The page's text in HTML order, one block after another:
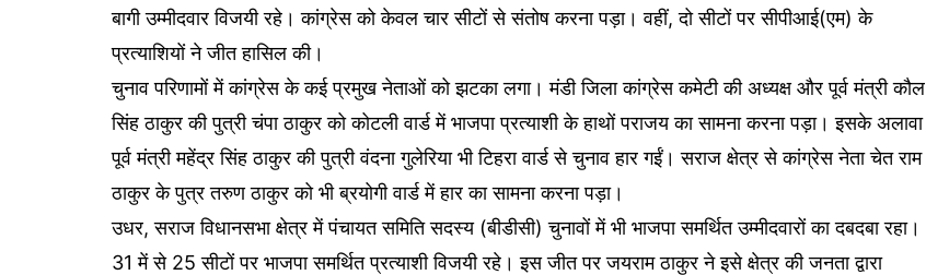
बागी उम्मीदवार विजयी रहे। कांग्रेस को केवल चार सीटों से संतोष करना पड़ा। वहीं, दो सीटों पर सीपीआई(एम) के
प्रत्याशियों ने जीत हासिल की।
चुनाव परिणामों में कांग्रेस के कई प्रमुख नेताओं को झटका लगा। मंडी जिला कांग्रेस कमेटी की अध्यक्ष और पूर्व मंत्री कौल
सिंह ठाकुर की पुत्री चंपा ठाकुर को कोटली वार्ड में भाजपा प्रत्याशी के हाथों पराजय का सामना करना पड़ा। इसके अलावा
पूर्व मंत्री महेंद्र सिंह ठाकुर की पुत्री वंदना गुलेरिया भी टिहरा वार्ड से चुनाव हार गईं। सराज क्षेत्र से कांग्रेस नेता चेत राम
ठाकुर के पुत्र तरुण ठाकुर को भी ब्रयोगी वार्ड में हार का सामना करना पड़ा।
उधर, सराज विधानसभा क्षेत्र में पंचायत समिति सदस्य (बीडीसी) चुनावों में भी भाजपा समर्थित उम्मीदवारों का दबदबा रहा।
31 में से 25 सीटों पर भाजपा समर्थित प्रत्याशी विजयी रहे। इस जीत पर जयराम ठाकुर ने इसे क्षेत्र की जनता द्वारा